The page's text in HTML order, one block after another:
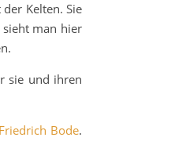
Kelten. Sie
sieht man hier
sie und ihren
Friedrich Bode.